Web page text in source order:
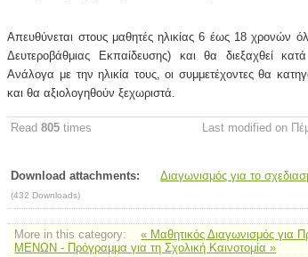
Απευθύνεται στους μαθητές ηλικίας 6 έως 18 χρονών
Δευτεροβάθμιας Εκπαίδευσης) και θα διεξαχθεί
Ανάλογα με την ηλικία τους, οι συμμετέχοντες θα
και θα αξιολογηθούν ξεχωριστά.
Read805 times Last modified on
Download attachments: Διαγωνισμός για το
(432 Downloads)
More in this category: « Μαθητικός Διαγωνισμός για
ΜΕΝΩΝ - Πρόγραμμα για τη Σχολική Καινοτομία »